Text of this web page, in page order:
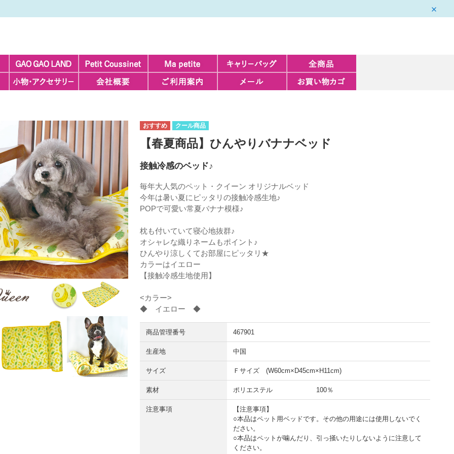
クール商品
【春夏商品】ひんやりバナナベッド
接触冷感のベッド♪
毎年大人気のペット・クイーン オリジナルベッド
今年は暑い夏にピッタリの接触冷感生地♪
POPで可愛い常夏バナナ模様♪
枕も付いていて寝心地抜群♪
オシャレな織りネームもポイント♪
ひんやり涼しくてお部屋にピッタリ★
カラーはイエロー
【接触冷感生地使用】
<カラー>
◆ イエロー ◆
商品管理番号 467901
生産地 中国
サイズ Ｆサイズ (W60cm×D45cm×H11cm)
素材 ポリエステル 100％
注意事項
【注意事項】
○本品はペット用ベッドです。その他の用途には使用しないでく
ださい。
○本品はペットが噛んだり、引っ掻いたりしないように注意して
ください。